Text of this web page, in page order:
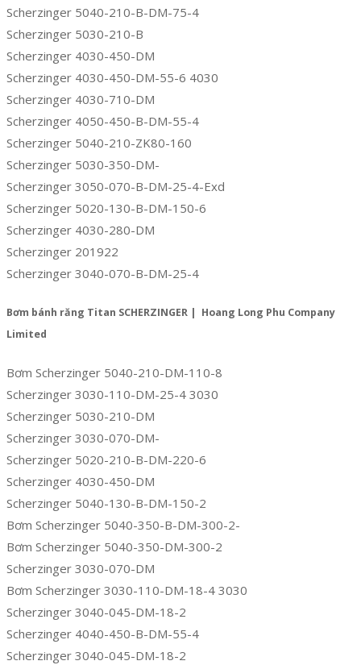
Scherzinger 5040-210-B-DM-75-4
Scherzinger 5030-210-B
Scherzinger 4030-450-DM
Scherzinger 4030-450-DM-55-6 4030
Scherzinger 4030-710-DM
Scherzinger 4050-450-B-DM-55-4
Scherzinger 5040-210-ZK80-160
Scherzinger 5030-350-DM-
Scherzinger 3050-070-B-DM-25-4-Exd
Scherzinger 5020-130-B-DM-150-6
Scherzinger 4030-280-DM
Scherzinger 201922
Scherzinger 3040-070-B-DM-25-4
Bơm bánh răng Titan SCHERZINGER | Hoang Long Phu Company
Limited
Bơm Scherzinger 5040-210-DM-110-8
Scherzinger 3030-110-DM-25-4 3030
Scherzinger 5030-210-DM
Scherzinger 3030-070-DM-
Scherzinger 5020-210-B-DM-220-6
Scherzinger 4030-450-DM
Scherzinger 5040-130-B-DM-150-2
Bơm Scherzinger 5040-350-B-DM-300-2-
Bơm Scherzinger 5040-350-DM-300-2
Scherzinger 3030-070-DM
Bơm Scherzinger 3030-110-DM-18-4 3030
Scherzinger 3040-045-DM-18-2
Scherzinger 4040-450-B-DM-55-4
Scherzinger 3040-045-DM-18-2